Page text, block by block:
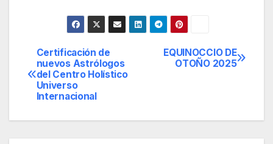
Navegación
de
EQUINOCCIO DE
OTOÑO 2025
Certificación de
nuevos Astrólogos
del Centro Holístico
Universo
Internacional